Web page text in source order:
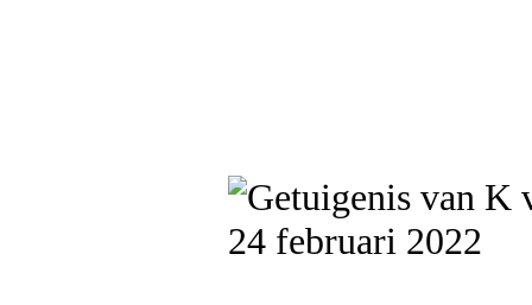
24 februari 2022